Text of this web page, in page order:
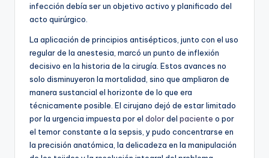
infección debía ser un objetivo activo y planificado del
acto quirúrgico.
La aplicación de principios antisépticos, junto con el uso
regular de la anestesia, marcó un punto de inflexión
decisivo en la historia de la cirugía. Estos avances no
solo disminuyeron la mortalidad, sino que ampliaron de
manera sustancial el horizonte de lo que era
técnicamente posible. El cirujano dejó de estar limitado
por la urgencia impuesta por el dolordel paciente o por
el temor constante a la sepsis, y pudo concentrarse en
la precisión anatómica, la delicadeza en la manipulación